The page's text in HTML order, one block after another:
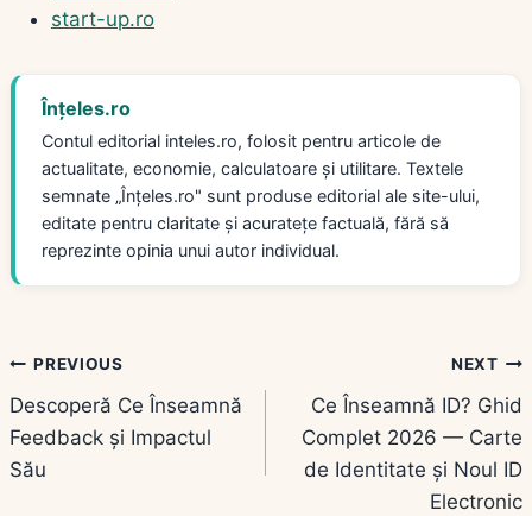
start-up.ro
Înțeles.ro
Contul editorial inteles.ro, folosit pentru articole de
actualitate, economie, calculatoare și utilitare. Textele
semnate „Înțeles.ro" sunt produse editorial ale site-ului,
editate pentru claritate și acuratețe factuală, fără să
reprezinte opinia unui autor individual.
Navigare
în
articole
PREVIOUS
Descoperă Ce Înseamnă
Feedback și Impactul
Său
NEXT
Ce Înseamnă ID? Ghid
Complet 2026 — Carte
de Identitate și Noul ID
Electronic